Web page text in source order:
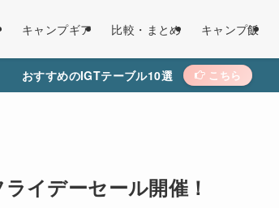
キャンプギア 比較・まとめ キャンプ飯
おすすめのIGTテーブル10選 こちら
イデーセール開催！